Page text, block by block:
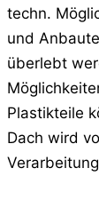
techn.
und
überlebt
Plastikteile
Dach wird